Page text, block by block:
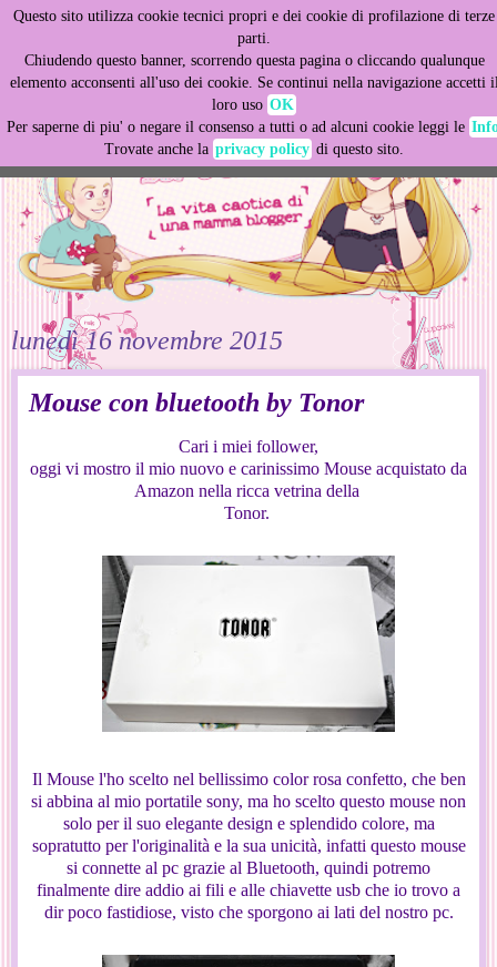
Questo sito utilizza cookie tecnici propri e dei cookie di profilazione di terze
parti.
Chiudendo questo banner, scorrendo questa pagina o cliccando qualunque
elemento acconsenti all'uso dei cookie. Se continui nella navigazione accetti
loro uso OK
Per saperne di piu' o negare il consenso a tutti o ad alcuni cookie leggi le
Trovate anche la privacy policy di questo sito.
lunedì 16 novembre 2015
Mouse con bluetooth by Tonor
Cari i miei follower,
oggi vi mostro il mio nuovo e carinissimo Mouse acquistato da
Amazon nella ricca vetrina della
Tonor.
Il Mouse l'ho scelto nel bellissimo color rosa confetto, che ben
si abbina al mio portatile sony, ma ho scelto questo mouse non
solo per il suo elegante design e splendido colore, ma
sopratutto per l'originalità e la sua unicità, infatti questo mouse
si connette al pc grazie al Bluetooth, quindi potremo
finalmente dire addio ai fili e alle chiavette usb che io trovo a
dir poco fastidiose, visto che sporgono ai lati del nostro pc.
This site uses cookies from Google to deliver its services
and to analyze traffic. Your IP address and user-agent are
shared with Google along with performance and security
metrics to ensure quality of service, generate usage
statistics, and to detect and address abuse.
LEARN MORE GOT IT